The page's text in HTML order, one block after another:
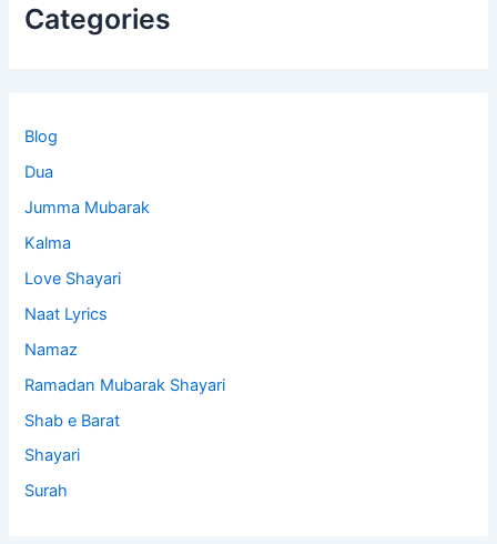
Categories
Blog
Dua
Jumma Mubarak
Kalma
Love Shayari
Naat Lyrics
Namaz
Ramadan Mubarak Shayari
Shab e Barat
Shayari
Surah